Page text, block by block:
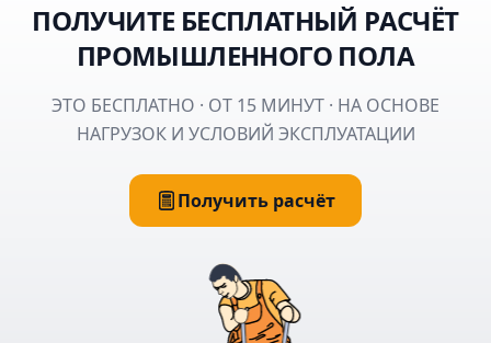
ПОЛУЧИТЕ БЕСПЛАТНЫЙ РАСЧЁТ
ПРОМЫШЛЕННОГО ПОЛА
ЭТО БЕСПЛАТНО · ОТ 15 МИНУТ · НА ОСНОВЕ
НАГРУЗОК И УСЛОВИЙ ЭКСПЛУАТАЦИИ
Получить расчёт